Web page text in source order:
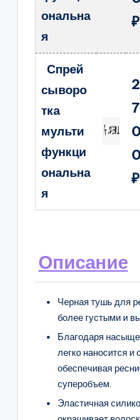
ональна
я
₽
Спрей
сыворо
тка
мульти
функци
ональна
я
2
7
0
0
₽
Описание
Черная тушь для
более густыми и
Благодаря
легко наносится и
обеспечивая
суперобъем.
Эластичная